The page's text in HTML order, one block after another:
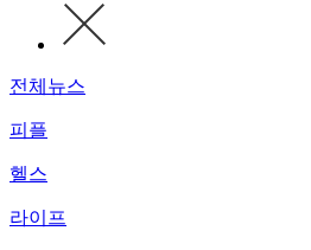
전체뉴스
피플
헬스
라이프